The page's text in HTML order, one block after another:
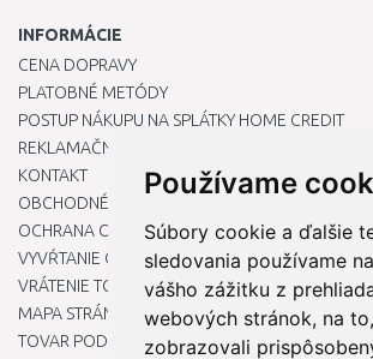
Používame
Súbory cookie a ďalšie
sledovania používame
vášho zážitku z
webových stránok, na
zobrazovali
INFORMÁCIE
CENA DOPRAVY
PLATOBNÉ METÓDY
POSTUP NÁKUPU NA SPLÁTKY HOME CREDIT
REKLAMAČNÝ PORIADOK
KONTAKT
OBCHODNÉ PODMIENKY
OCHRANA OSOBNÝCH ÚDAJOV
VYVŔTANIE OTVORU DO DREZU PRE
VRÁTENIE TOVARU / REKLAMÁCIE
MAPA STRÁNOK
TOVAR PODĽA ZNAČIEK